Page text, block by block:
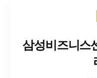
삼성비즈니스